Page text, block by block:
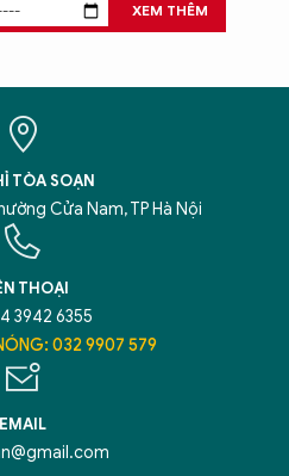
XEM THÊM
TÒA SOẠN
Cửa Nam, TP Hà Nội
THOẠI
3942 6355
032 9907 579
EMAIL